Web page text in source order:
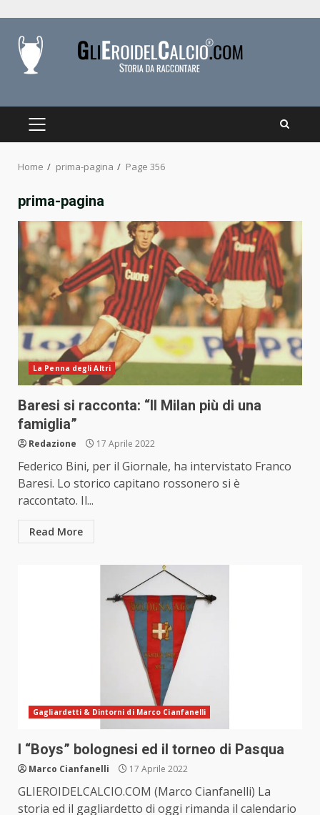
content
PRIMARY
Home prima-pagina Page 356
prima-pagina
La Penna degli Altri
Baresi si racconta: “Il Milan più di una
famiglia”
Redazione 17 Aprile 2022
Federico Bini, per il Giornale, ha intervistato Franco
Baresi. Lo storico capitano rossonero si è
raccontato. Il...
Read More
Gagliardetti & Dintorni di Marco Cianfanelli
I “Boys” bolognesi ed il torneo di Pasqua
Marco Cianfanelli 17 Aprile 2022
GLIEROIDELCALCIO.COM (Marco Cianfanelli) La
storia ed il gagliardetto di oggi rimanda il calendario